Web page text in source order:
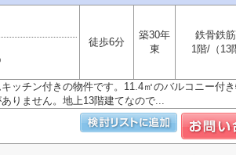
徒歩6分
築30年
東
鉄骨鉄
1階/（13
ッチン付きの物件です。11.4㎡のバルコニー付
りません。地上13階建てなので...